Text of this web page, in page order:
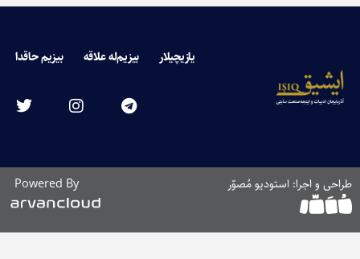
یازیچیلار بیزیم‌له علاقه بیزیم حاقدا
طراحی و اجرا: استودیو مُصوّر Powered By